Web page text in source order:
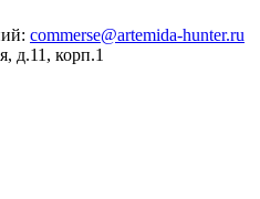
commerse@artemida-hunter.ru
д.11, корп.1